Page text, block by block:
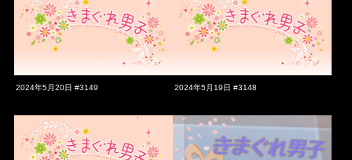
2024年5月20日 #3149 2024年5月19日 #3148